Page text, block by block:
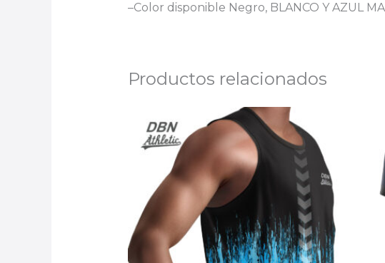
–Color disponible Negro, BLANCO Y AZUL
Productos relacionados